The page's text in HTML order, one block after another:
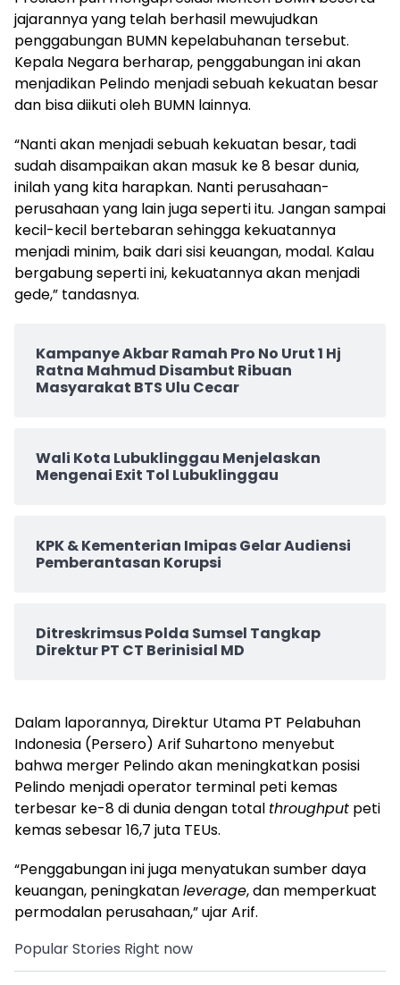
jajarannya yang telah berhasil mewujudkan
penggabungan BUMN kepelabuhanan tersebut.
Kepala Negara berharap, penggabungan ini akan
menjadikan Pelindo menjadi sebuah kekuatan besar
dan bisa diikuti oleh BUMN lainnya.
“Nanti akan menjadi sebuah kekuatan besar, tadi
sudah disampaikan akan masuk ke 8 besar dunia,
inilah yang kita harapkan. Nanti perusahaan-
perusahaan yang lain juga seperti itu. Jangan sampai
kecil-kecil bertebaran sehingga kekuatannya
menjadi minim, baik dari sisi keuangan, modal. Kalau
bergabung seperti ini, kekuatannya akan menjadi
gede,” tandasnya.
Kampanye Akbar Ramah Pro No Urut 1 Hj
Ratna Mahmud Disambut Ribuan
Masyarakat BTS Ulu Cecar
Wali Kota Lubuklinggau Menjelaskan
Mengenai Exit Tol Lubuklinggau
KPK & Kementerian Imipas Gelar Audiensi
Pemberantasan Korupsi
Ditreskrimsus Polda Sumsel Tangkap
Direktur PT CT Berinisial MD
Dalam laporannya, Direktur Utama PT Pelabuhan
Indonesia (Persero) Arif Suhartono menyebut
bahwa merger Pelindo akan meningkatkan posisi
Pelindo menjadi operator terminal peti kemas
terbesar ke-8 di dunia dengan total throughput peti
kemas sebesar 16,7 juta TEUs.
“Penggabungan ini juga menyatukan sumber daya
keuangan, peningkatanleverage, dan memperkuat
permodalan perusahaan,” ujar Arif.
Popular Stories Right now